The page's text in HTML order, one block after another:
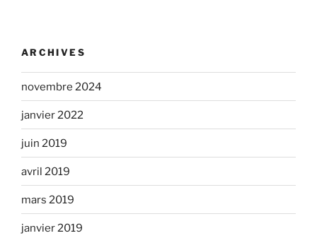
ARCHIVES
novembre 2024
janvier 2022
juin 2019
avril 2019
mars 2019
janvier 2019